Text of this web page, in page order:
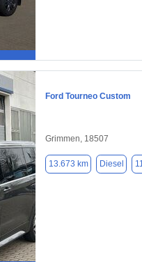
Ford Tourneo Custom
Grimmen, 18507
13.673 km Diesel